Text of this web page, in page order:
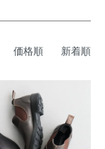
価格順 新着順